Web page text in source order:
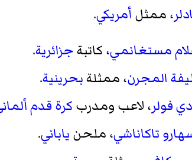
، ممثل أمريكي.
مستغانمي، كاتبةجزائرية.
المجرن، ممثلةبحرينية.
فولر، لاعب ومدرب كرة قدم
تاكاناشي، ملحن ياباني.